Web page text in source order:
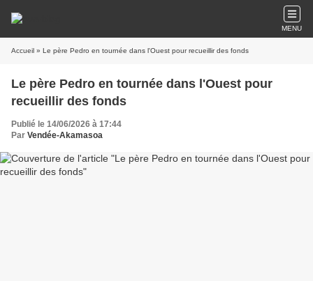
MENU
Accueil » Le père Pedro en tournée dans l'Ouest pour recueillir des fonds
Le père Pedro en tournée dans l'Ouest pour
recueillir des fonds
Publié le 14/06/2026 à 17:44
Par Vendée-Akamasoa